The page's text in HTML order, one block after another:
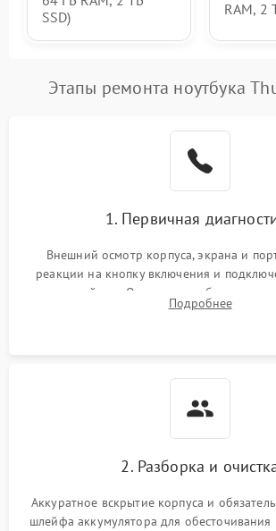
SSD)
RAM, 2
Этапы ремонта ноутбука
1. Первичная
Внешний осмотр корпуса, экрана и
реакции на кнопку включения и
устройства. Оценка потребления
лабораторного блока питания для
Подробнее
2. Разборка и
Аккуратное вскрытие корпуса и
шлейфа аккумулятора для